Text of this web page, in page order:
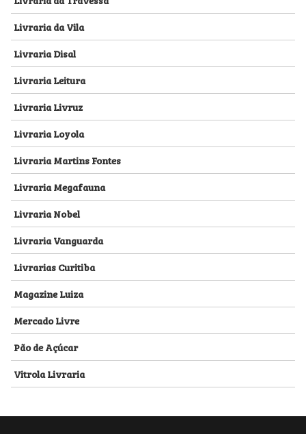
Livraria da Vila
Livraria Disal
Livraria Leitura
Livraria Livruz
Livraria Loyola
Livraria Martins Fontes
Livraria Megafauna
Livraria Nobel
Livraria Vanguarda
Livrarias Curitiba
Magazine Luiza
Mercado Livre
Pão de Açúcar
Vitrola Livraria